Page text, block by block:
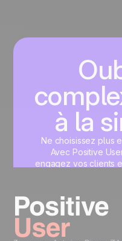
à la
Ne choisissez plus
Avec Positive
engagez vos clients